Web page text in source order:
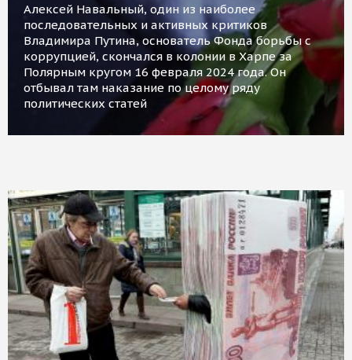
Алексей Навальный, один из наиболее
последовательных и активных критиков
Владимира Путина, основатель Фонда борьбы с
коррупцией, скончался в колонии в Харпе за
Полярным кругом 16 февраля 2024 года. Он
отбывал там наказание по целому ряду
политических статей